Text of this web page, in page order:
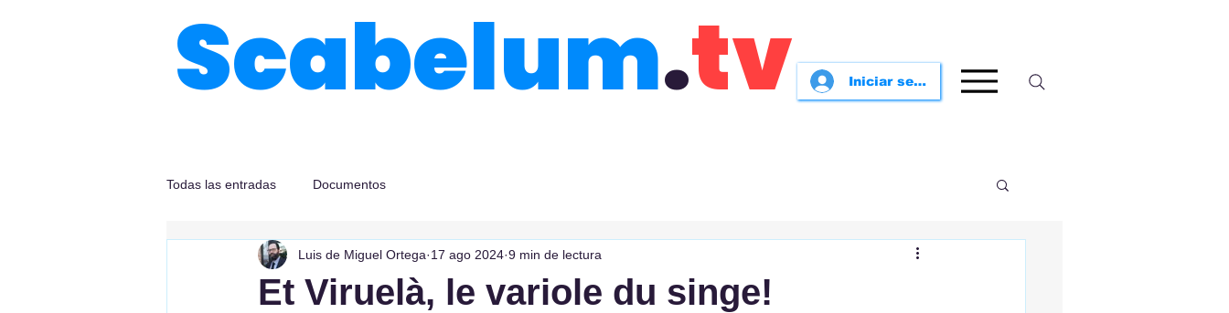
Scabelum.tv Iniciar sesión
Todas las entradas Documentos
Et Viruelà, le variole du singe!
Luis de Miguel Ortega 17 ago 2024 9 min de lectura